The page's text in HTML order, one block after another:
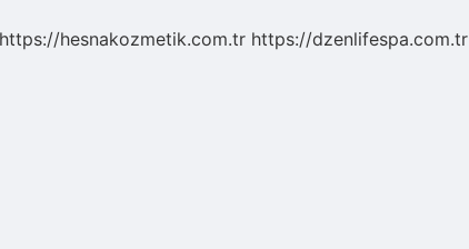
https://hesnakozmetik.com.tr https://dzenlifespa.com.tr